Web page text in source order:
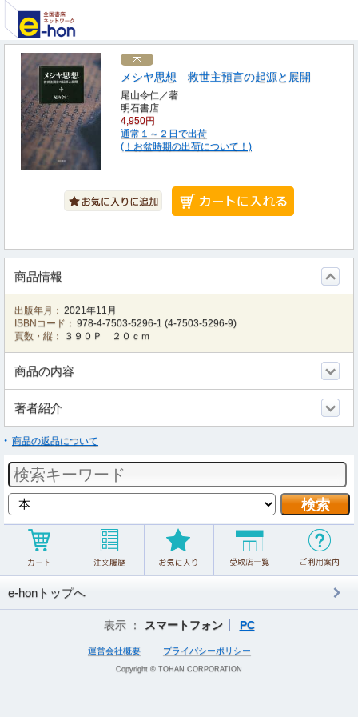
メシヤ思想 救世主預言の起源と展開
尾山令仁／著
明石書店
4,950円
通常１～２日で出荷
(！お盆時期の出荷について！)
商品情報
出版年月： 2021年11月
ISBNコード： 978-4-7503-5296-1 (4-7503-5296-9)
頁数・縦：
３９０Ｐ ２０ｃｍ
商品の内容
著者紹介
商品の返品について
e-honトップへ
表示 ： スマートフォン PC
運営会社概要 プライバシーポリシー
Copyright © TOHAN CORPORATION